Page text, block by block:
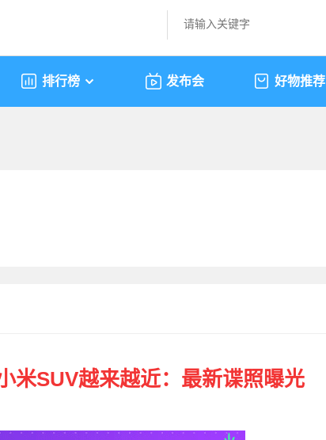
排行榜 发布会 好物推荐
米SUV越来越近：最新谍照曝光